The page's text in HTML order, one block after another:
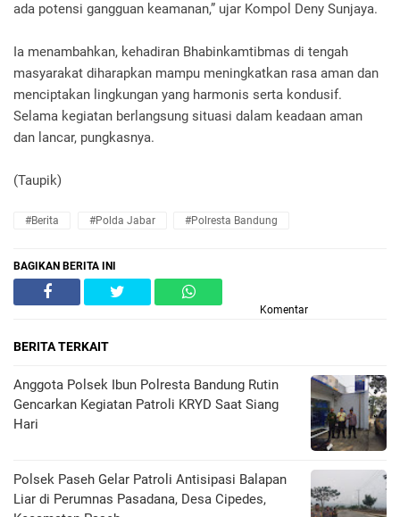
ada potensi gangguan keamanan,” ujar Kompol Deny Sunjaya.
Ia menambahkan, kehadiran Bhabinkamtibmas di tengah
masyarakat diharapkan mampu meningkatkan rasa aman dan
menciptakan lingkungan yang harmonis serta kondusif.
Selama kegiatan berlangsung situasi dalam keadaan aman
dan lancar, pungkasnya.
(Taupik)
#Berita #Polda Jabar #Polresta Bandung
BAGIKAN BERITA INI
Komentar
BERITA TERKAIT
Anggota Polsek Ibun Polresta Bandung Rutin
Gencarkan Kegiatan Patroli KRYD Saat Siang
Hari
Polsek Paseh Gelar Patroli Antisipasi Balapan
Liar di Perumnas Pasadana, Desa Cipedes,